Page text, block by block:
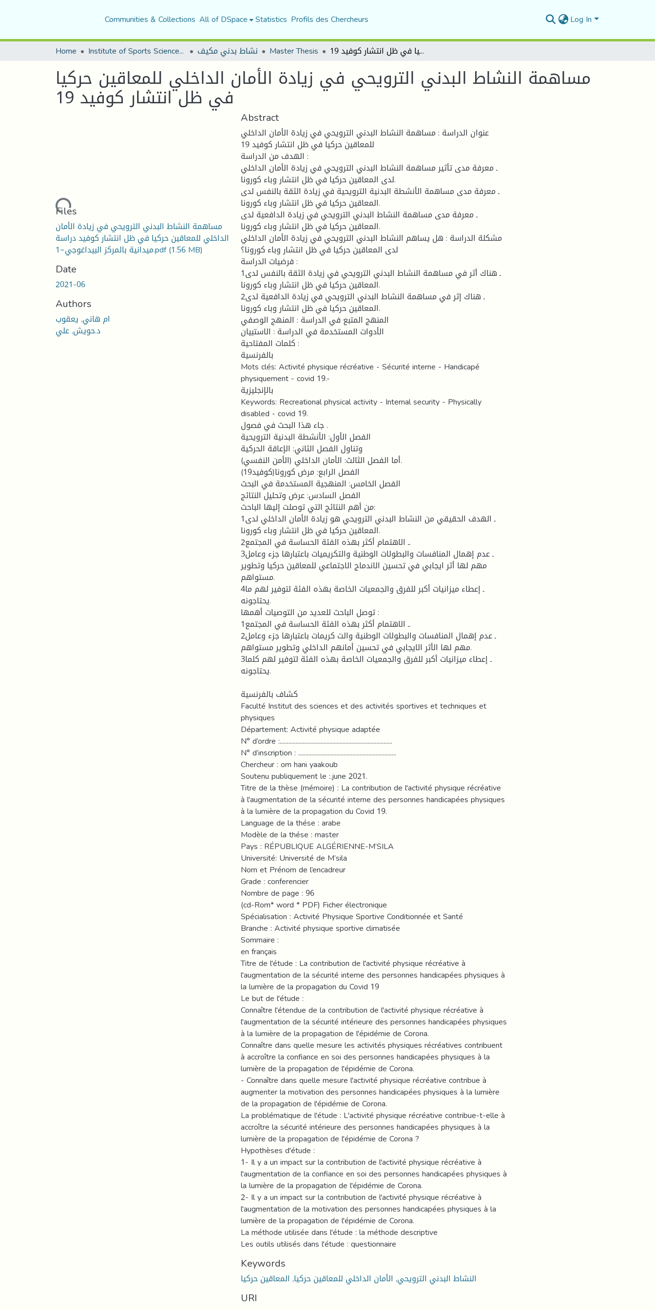
Communities & Collections All of DSpace Statistics Profils des Chercheurs Log In
Home Institute of Sports Sciences and Techniques نشاط بدني مكيف Master Thesis مساهمة النشاط البدني الترويحي في زيادة الأمان الداخلي للمعاقين حركيا في ظل انتشار كوفيد 19
مساهمة النشاط البدني الترويحي في زيادة الأمان الداخلي للمعاقين حركيا
في ظل انتشار كوفيد 19
Loading...
Files
مساهمة النشاط البدني الترويحي في زيادة الأمان
الداخلي للمعاقين حركيا في ظل انتشار كوفيد دراسة
ميدانية بالمركز البيداغوجي~1.pdf(1.56 MB)
Date
2021-06
Authors
ام هاني, يعقوب
د.حويش, علي
Abstract
عنوان الدراسة : مساهمة النشاط البدني الترويحي في زيادة الأمان الداخلي
للمعاقين حركيا في ظل انتشار كوفيد 19
الهدف من الدراسة :
ـ معرفة مدى تأثير مساهمة النشاط البدني الترويحي في زيادة الأمان الداخلي
لدى المعاقين حركيا في ظل انتشار وباء كورونا.
ـ معرفة مدى مساهمة الأنشطة البدنية الترويحية في زيادة الثقة بالنفس لدى
المعاقين حركيا في ظل انتشار وباء كورونا.
ـ معرفة مدى مساهمة النشاط البدني الترويحي في زيادة الدافعية لدى
المعاقين حركيا في ظل انتشار وباء كورونا.
مشكلة الدراسة : هل يساهم النشاط البدني الترويحي في زيادة الأمان الداخلي
لدى المعاقين حركيا في ظل انتشار وباء كورونا؟
فرضيات الدراسة :
1ـ هناك أثر في مساهمة النشاط البدني الترويحي في زيادة الثقة بالنفس لدى
المعاقين حركيا في ظل انتشار وباء كورونا.
2ـ هناك إثر في مساهمة النشاط البدني الترويحي في زيادة الدافعية لدى
المعاقين حركيا في ظل انتشار وباء كورونا.
المنهج المتبع في الدراسة : المنهج الوصفي
الأدوات المستخدمة في الدراسة : الاستبيان
كلمات المفتاحية :
بالفرنسية
Mots clés: Activité physique récréative - Sécurité interne - Handicapé
physiquement - covid 19.-
بالإنجليزية
Keywords: Recreational physical activity - Internal security - Physically
disabled - covid 19.
جاء هذا البحث في فصول .
الفصل الأول: الأنشطة البدنية الترويحية
وتناول الفصل الثاني: الإعاقة الحركية
أما الفصل الثالث: الأمان الداخلي (الأمن النفسي).
الفصل الرابع: مرض كورونا(كوفيد19)
الفصل الخامس: المنهجية المستخدمة في البحث
الفصل السادس: عرض وتحليل النتائج
من أهم النتائج التي توصلت إليها الباحث:
1ـ الهدف الحقيقي من النشاط البدني الترويحي هو زيادة الأمان الداخلي لدى
المعاقين حركيا في ظل انتشار وباء كورونا.
2ـ الاهتمام أكثر بهذه الفئة الحساسة في المجتمع.
3ـ عدم إهمال المنافسات والبطولات الوطنية والتكريميات باعتبارها جزء وعامل
مهم لها أثر ايجابي في تحسين الاندماج الاجتماعي للمعاقين حركيا وتطوير
مستواهم.
4ـ إعطاء ميزانيات أكبر للفرق والجمعيات الخاصة بهذه الفئة لتوفير لهم ما
يحتاجونه.
توصل الباحث للعديد من التوصيات أهمها :
1ـ الاهتمام أكثر بهذه الفئة الحساسة في المجتمع.
2ـ عدم إهمال المنافسات والبطولات الوطنية والت كريمات باعتبارها جزء وعامل
مهم لها الأثر الايجابي في تحسين أمانهم الداخلي وتطوير مستواهم.
3ـ إعطاء ميزانيات أكبر للفرق والجمعيات الخاصة بهذه الفئة لتوفير لهم كلما
يحتاجونه.
كشاف بالفرنسية
Faculté Institut des sciences et des activités sportives et techniques et
physiques
Département: Activité physique adaptée
N° d’ordre :.............................................................................
N° d’inscription : ...................................................................
Chercheur : om hani yaakoub
Soutenu publiquement le :.june 2021.
Titre de la thèse (mémoire) : La contribution de l'activité physique récréative
à l'augmentation de la sécurité interne des personnes handicapées physiques
à la lumière de la propagation du Covid 19.
Language de la thése : arabe
Modèle de la thése : master
Pays : RÉPUBLIQUE ALGÉRIENNE-M’SILA
Université: Université de M’sila
Nom et Prénom de l’encadreur
Grade : conferencier
Nombre de page : 96
(cd-Rom* word * PDF) Ficher électronique
Spécialisation : Activité Physique Sportive Conditionnée et Santé
Branche : Activité physique sportive climatisée
Sommaire :
en français
Titre de l'étude : La contribution de l'activité physique récréative à
l'augmentation de la sécurité interne des personnes handicapées physiques à
la lumière de la propagation du Covid 19
Le but de l'étude :
Connaître l'étendue de la contribution de l'activité physique récréative à
l'augmentation de la sécurité intérieure des personnes handicapées physiques
à la lumière de la propagation de l'épidémie de Corona.
Connaître dans quelle mesure les activités physiques récréatives contribuent
à accroître la confiance en soi des personnes handicapées physiques à la
lumière de la propagation de l'épidémie de Corona.
- Connaître dans quelle mesure l'activité physique récréative contribue à
augmenter la motivation des personnes handicapées physiques à la lumière
de la propagation de l'épidémie de Corona.
La problématique de l'étude : L'activité physique récréative contribue-t-elle à
accroître la sécurité intérieure des personnes handicapées physiques à la
lumière de la propagation de l'épidémie de Corona ?
Hypothèses d'étude :
1- Il y a un impact sur la contribution de l'activité physique récréative à
l'augmentation de la confiance en soi des personnes handicapées physiques à
la lumière de la propagation de l'épidémie de Corona.
2- Il y a un impact sur la contribution de l'activité physique récréative à
l'augmentation de la motivation des personnes handicapées physiques à la
lumière de la propagation de l'épidémie de Corona.
La méthode utilisée dans l'étude : la méthode descriptive
Les outils utilisés dans l'étude : questionnaire
Keywords
النشاط البدني الترويحي, الأمان الداخلي للمعاقين حركيا, المعاقين حركيا
URI